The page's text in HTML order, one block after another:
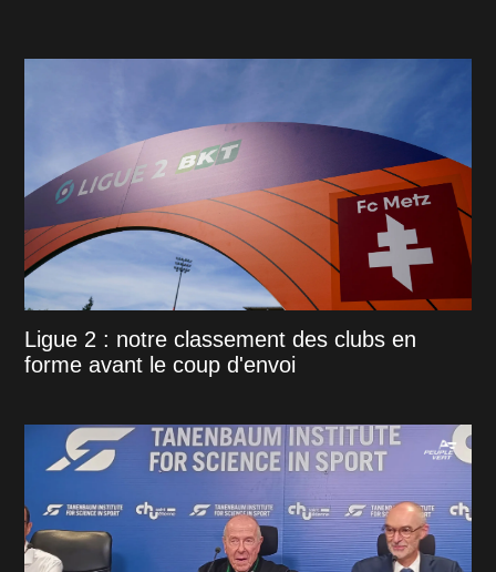
Ligue 2 : notre classement des clubs en
forme avant le coup d'envoi